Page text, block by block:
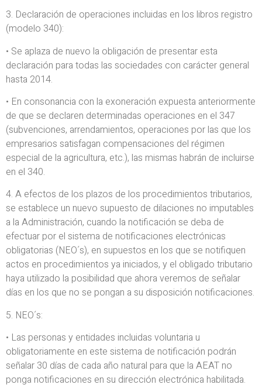
3. Declaración de operaciones incluidas en los libros registro
(modelo 340):
• Se aplaza de nuevo la obligación de presentar esta
declaración para todas las sociedades con carácter general
hasta 2014.
• En consonancia con la exoneración expuesta anteriormente
de que se declaren determinadas operaciones en el 347
(subvenciones, arrendamientos, operaciones por las que los
empresarios satisfagan compensaciones del régimen
especial de la agricultura, etc.), las mismas habrán de incluirse
en el 340.
4. A efectos de los plazos de los procedimientos tributarios,
se establece un nuevo supuesto de dilaciones no imputables
a la Administración, cuando la notificación se deba de
efectuar por el sistema de notificaciones electrónicas
obligatorias (NEO´s), en supuestos en los que se notifiquen
actos en procedimientos ya iniciados, y el obligado tributario
haya utilizado la posibilidad que ahora veremos de señalar
días en los que no se pongan a su disposición notificaciones.
5. NEO´s:
• Las personas y entidades incluidas voluntaria u
obligatoriamente en este sistema de notificación podrán
señalar 30 días de cada año natural para que la AEAT no
ponga notificaciones en su dirección electrónica habilitada.